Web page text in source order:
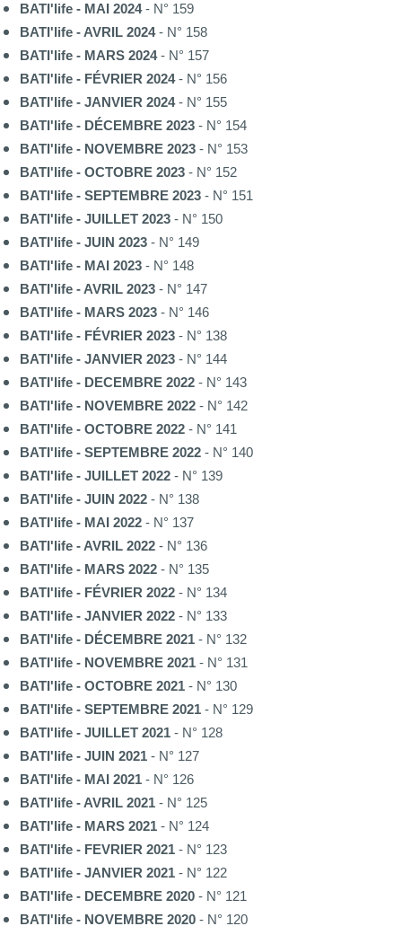
BATI'life - MAI 2024- N° 159
BATI'life - AVRIL 2024- N° 158
BATI'life - MARS 2024- N° 157
BATI'life - FÉVRIER 2024- N° 156
BATI'life - JANVIER 2024- N° 155
BATI'life - DÉCEMBRE 2023 - N° 154
BATI'life - NOVEMBRE 2023 - N° 153
BATI'life - OCTOBRE 2023 - N° 152
BATI'life - SEPTEMBRE 2023 - N° 151
BATI'life - JUILLET 2023 - N° 150
BATI'life - JUIN 2023 - N° 149
BATI'life - MAI 2023 - N° 148
BATI'life - AVRIL 2023 - N° 147
BATI'life - MARS 2023 - N° 146
BATI'life - FÉVRIER 2023 - N° 138
BATI'life - JANVIER 2023 - N° 144
BATI'life - DECEMBRE 2022 - N° 143
BATI'life - NOVEMBRE 2022 - N° 142
BATI'life - OCTOBRE 2022 - N° 141
BATI'life - SEPTEMBRE 2022 - N° 140
BATI'life - JUILLET 2022 - N° 139
BATI'life - JUIN 2022 - N° 138
BATI'life - MAI 2022 - N° 137
BATI'life - AVRIL 2022 - N° 136
BATI'life - MARS 2022 - N° 135
BATI'life - FÉVRIER 2022 - N° 134
BATI'life - JANVIER 2022 - N° 133
BATI'life - DÉCEMBRE 2021 - N° 132
BATI'life - NOVEMBRE 2021 - N° 131
BATI'life - OCTOBRE 2021 - N° 130
BATI'life - SEPTEMBRE 2021 - N° 129
BATI'life - JUILLET 2021 - N° 128
BATI'life - JUIN 2021 - N° 127
BATI'life - MAI 2021 - N° 126
BATI'life - AVRIL 2021 - N° 125
BATI'life - MARS 2021 - N° 124
BATI'life - FEVRIER 2021 - N° 123
BATI'life - JANVIER 2021 - N° 122
BATI'life - DECEMBRE 2020 - N° 121
BATI'life - NOVEMBRE 2020 - N° 120